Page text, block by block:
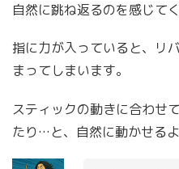
自然に跳ね返るのを感じてく
指に力が入っていると、リ
まってしまいます。
スティックの動きに合わせ
たり…と、自然に動かせる